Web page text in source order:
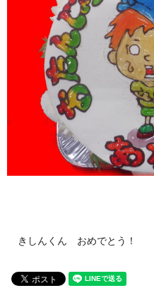
きしんくん おめでとう！